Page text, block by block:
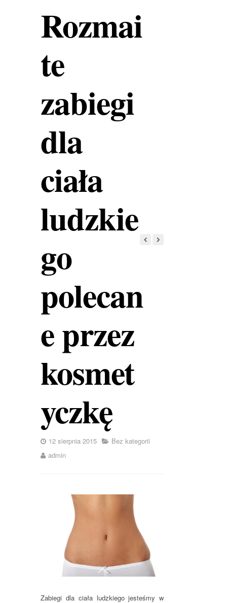
Rozmai
te
zabiegi
dla
ciała
ludzkie
go
polecan
e przez
kosmet
yczkę
12 sierpnia 2015
Bez kategorii
admin
Zabiegi dla ciała ludzkiego jesteśmy w